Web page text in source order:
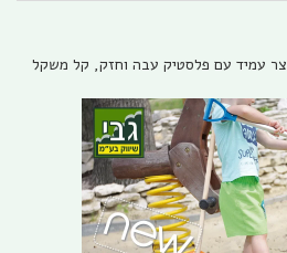
עמיד עם פלסטיק עבה וחזק, קל משקל